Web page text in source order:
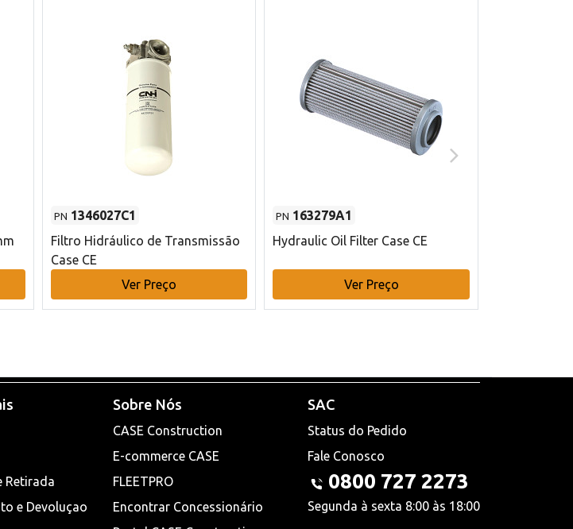
PN 1346027C1
Filtro Hidráulico de Transmissão
Case CE
Ver Preço
PN 163279A1
Hydraulic Oil Filter Case CE
Ver Preço
Retirada
e Devoluçao
Sobre Nós
CASE Construction
E-commerce CASE
FLEETPRO
Encontrar Concessionário
SAC
Status do Pedido
Fale Conosco
0800 727 2273
Segunda à sexta 8:00 às 18:00